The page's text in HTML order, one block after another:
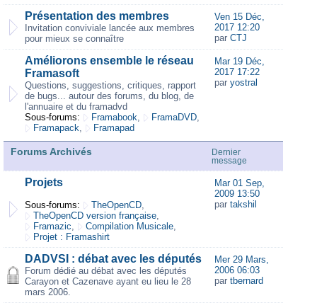
Présentation des membres
Invitation conviviale lancée aux membres
pour mieux se connaître
Ven 15 Déc,
2017 12:20
par CTJ
Améliorons ensemble le réseau
Framasoft
Questions, suggestions, critiques, rapport
de bugs... autour des forums, du blog, de
l'annuaire et du framadvd
Sous-forums:
Framabook, FramaDVD,
Framapack, Framapad
Mar 19 Déc,
2017 17:22
par yostral
Forums Archivés
Dernier
message
Projets
Sous-forums: TheOpenCD,
TheOpenCD version française,
Framazic, Compilation Musicale,
Projet : Framashirt
Mar 01 Sep,
2009 13:50
par takshil
DADVSI : débat avec les députés
Forum dédié au débat avec les députés
Carayon et Cazenave ayant eu lieu le 28
mars 2006.
Mer 29 Mars,
2006 06:03
par tbernard